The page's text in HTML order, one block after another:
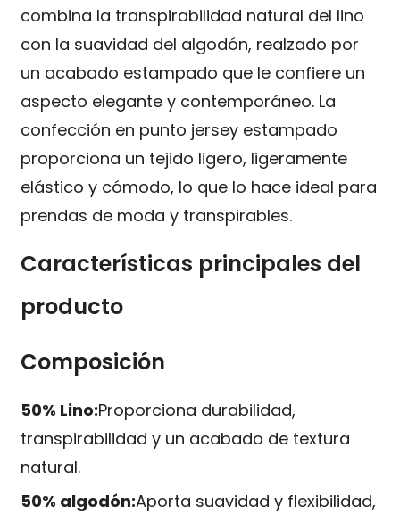
combina la transpirabilidad natural del lino
con la suavidad del algodón, realzado por
un acabado estampado que le confiere un
aspecto elegante y contemporáneo. La
confección en punto jersey estampado
proporciona un tejido ligero, ligeramente
elástico y cómodo, lo que lo hace ideal para
prendas de moda y transpirables.
Características principales del
producto
Composición
50% Lino:Proporciona durabilidad,
transpirabilidad y un acabado de textura
natural.
50% algodón:Aporta suavidad y flexibilidad,